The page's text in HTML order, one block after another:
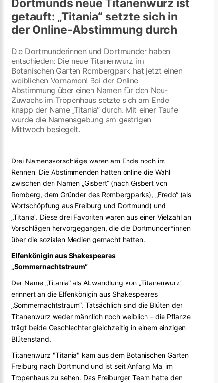
Dortmunds neue Titanenwurz ist
getauft: „Titania“ setzte sich in
der Online-Abstimmung durch
Die Dortmunderinnen und Dortmunder haben
entschieden: Die neue Titanenwurz im
Botanischen Garten Rombergpark hat jetzt einen
weiblichen Vornamen! Bei der Online-
Abstimmung über einen Namen für den Neu-
Zuwachs im Tropenhaus setzte sich am Ende
knapp der Name „Titania“ durch. Mit einer Taufe
wurde die Namensgebung am gestrigen
Mittwoch besiegelt.
Drei Namensvorschläge waren am Ende noch im
Rennen: Die Abstimmenden hatten online die Wahl
zwischen den Namen „Gisbert“ (nach Gisbert von
Romberg, dem Gründer des Rombergparks), „Fredo“ (als
Wortschöpfung aus Freiburg und Dortmund) und
„Titania“. Diese drei Favoriten waren aus einer Vielzahl an
Vorschlägen hervorgegangen, die die Dortmunder*innen
über die sozialen Medien gemacht hatten.
Elfenkönigin aus Shakespeares
„Sommernachtstraum“
Der Name „Titania“ als Abwandlung von „Titanenwurz“
erinnert an die Elfenkönigin aus Shakespeares
„Sommernachtstraum“. Tatsächlich sind die Blüten der
Titanenwurz weder männlich noch weiblich – die Pflanze
trägt beide Geschlechter gleichzeitig in einem einzigen
Blütenstand.
Titanenwurz "Titania" kam aus dem Botanischen Garten
Freiburg nach Dortmund und ist seit Anfang Mai im
Tropenhaus zu sehen. Das Freiburger Team hatte den